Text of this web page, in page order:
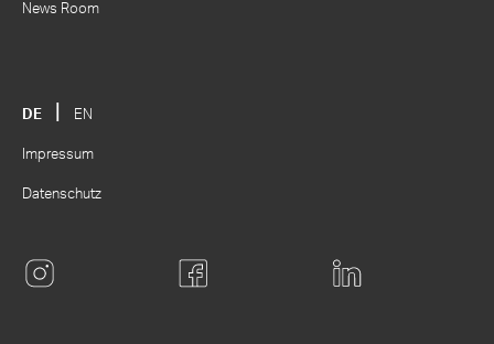
News Room
DE EN
Impressum
Datenschutz